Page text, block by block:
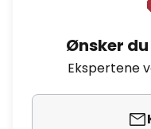
Ønsker
Ekspertene